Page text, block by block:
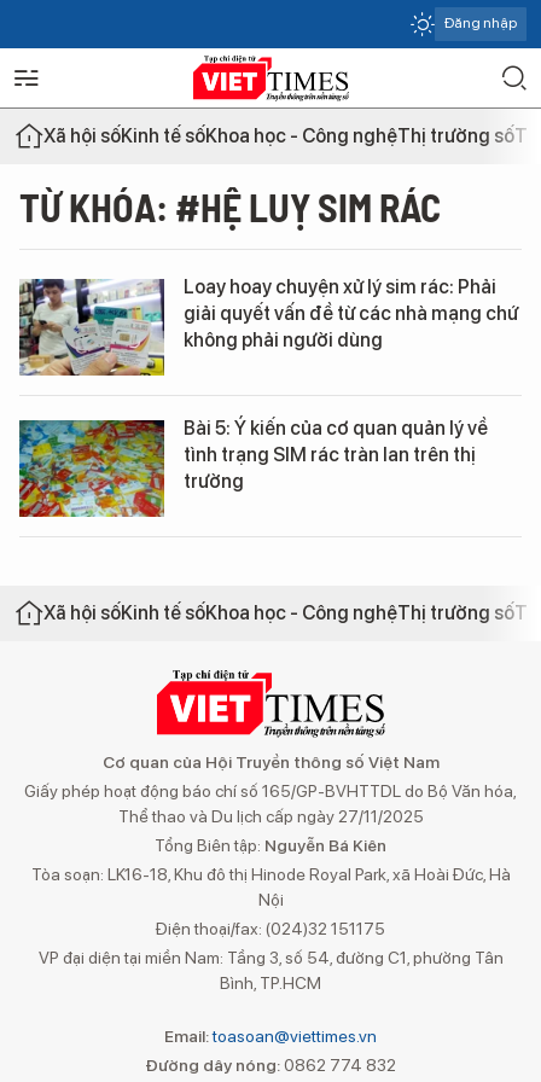
Đăng nhập
Xã hội sốKinh tế sốKhoa học - Công nghệThị trường số
TỪ KHÓA: #HỆ LUỴ SIM RÁC
Loay hoay chuyện xử lý sim rác: Phải
giải quyết vấn đề từ các nhà mạng chứ
không phải người dùng
Bài 5: Ý kiến của cơ quan quản lý về
tình trạng SIM rác tràn lan trên thị
trường
Xã hội sốKinh tế sốKhoa học - Công nghệThị trường số
Cơ quan của Hội Truyền thông số Việt Nam
Giấy phép hoạt động báo chí số 165/GP-BVHTTDL do Bộ Văn hóa,
Thể thao và Du lịch cấp ngày 27/11/2025
Tổng Biên tập: Nguyễn Bá Kiên
Tòa soạn: LK16-18, Khu đô thị Hinode Royal Park, xã Hoài Đức, Hà
Nội
Điện thoại/fax: (024)32 151175
VP đại diện tại miền Nam: Tầng 3, số 54, đường C1, phường Tân
Bình, TP.HCM
Email:toasoan@viettimes.vn
Đường dây nóng: 0862 774 832